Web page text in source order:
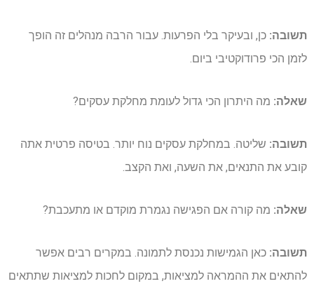
תשובה: כן, ובעיקר בלי הפרעות. עבור הרבה מנהלים זה הופך
לזמן הכי פרודוקטיבי ביום.
שאלה: מה היתרון הכי גדול לעומת מחלקת עסקים?
תשובה: שליטה. במחלקת עסקים נוח יותר. בטיסה פרטית אתה
קובע את התנאים, את השעה, ואת הקצב.
שאלה: מה קורה אם הפגישה נגמרת מוקדם או מתעכבת?
תשובה: כאן הגמישות נכנסת לתמונה. במקרים רבים אפשר
להתאים את ההמראה למציאות, במקום לחכות למציאות שתתאים